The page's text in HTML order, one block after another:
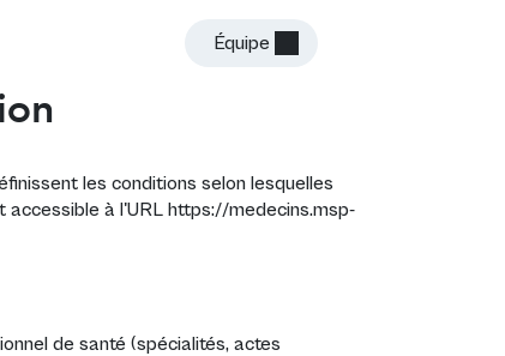
Équipe
les conditions selon lesquelles
accessible à l'URL https://medecins.msp-
de santé (spécialités, actes